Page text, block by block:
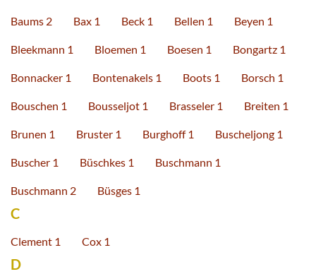
Baums 2 Bax 1 Beck 1 Bellen 1 Beyen 1
Bleekmann 1 Bloemen 1 Boesen 1 Bongartz 1
Bonnacker 1 Bontenakels 1 Boots 1 Borsch 1
Bouschen 1 Bousseljot 1 Brasseler 1 Breiten 1
Brunen 1 Bruster 1 Burghoff 1 Buscheljong 1
Buscher 1 Büschkes 1 Buschmann 1
Buschmann 2 Büsges 1
C
Clement 1 Cox 1
D